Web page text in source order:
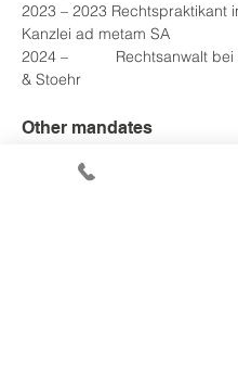
2023 – 2023 Rechtspraktikant
Kanzlei ad metam SA
2024 –           Rechtsanwalt
& Stoehr
Other mandates
Mitglied und Sekretär